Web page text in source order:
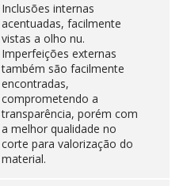
Inclusões internas
acentuadas, facilmente
vistas a olho nu.
Imperfeições externas
também são facilmente
encontradas,
comprometendo a
transparência, porém com
a melhor qualidade no
corte para valorização do
material.